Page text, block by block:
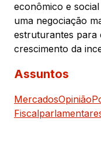
econômico e
uma negociação
estruturantes para
crescimento da
Assuntos
MercadosOpinião
Fiscal